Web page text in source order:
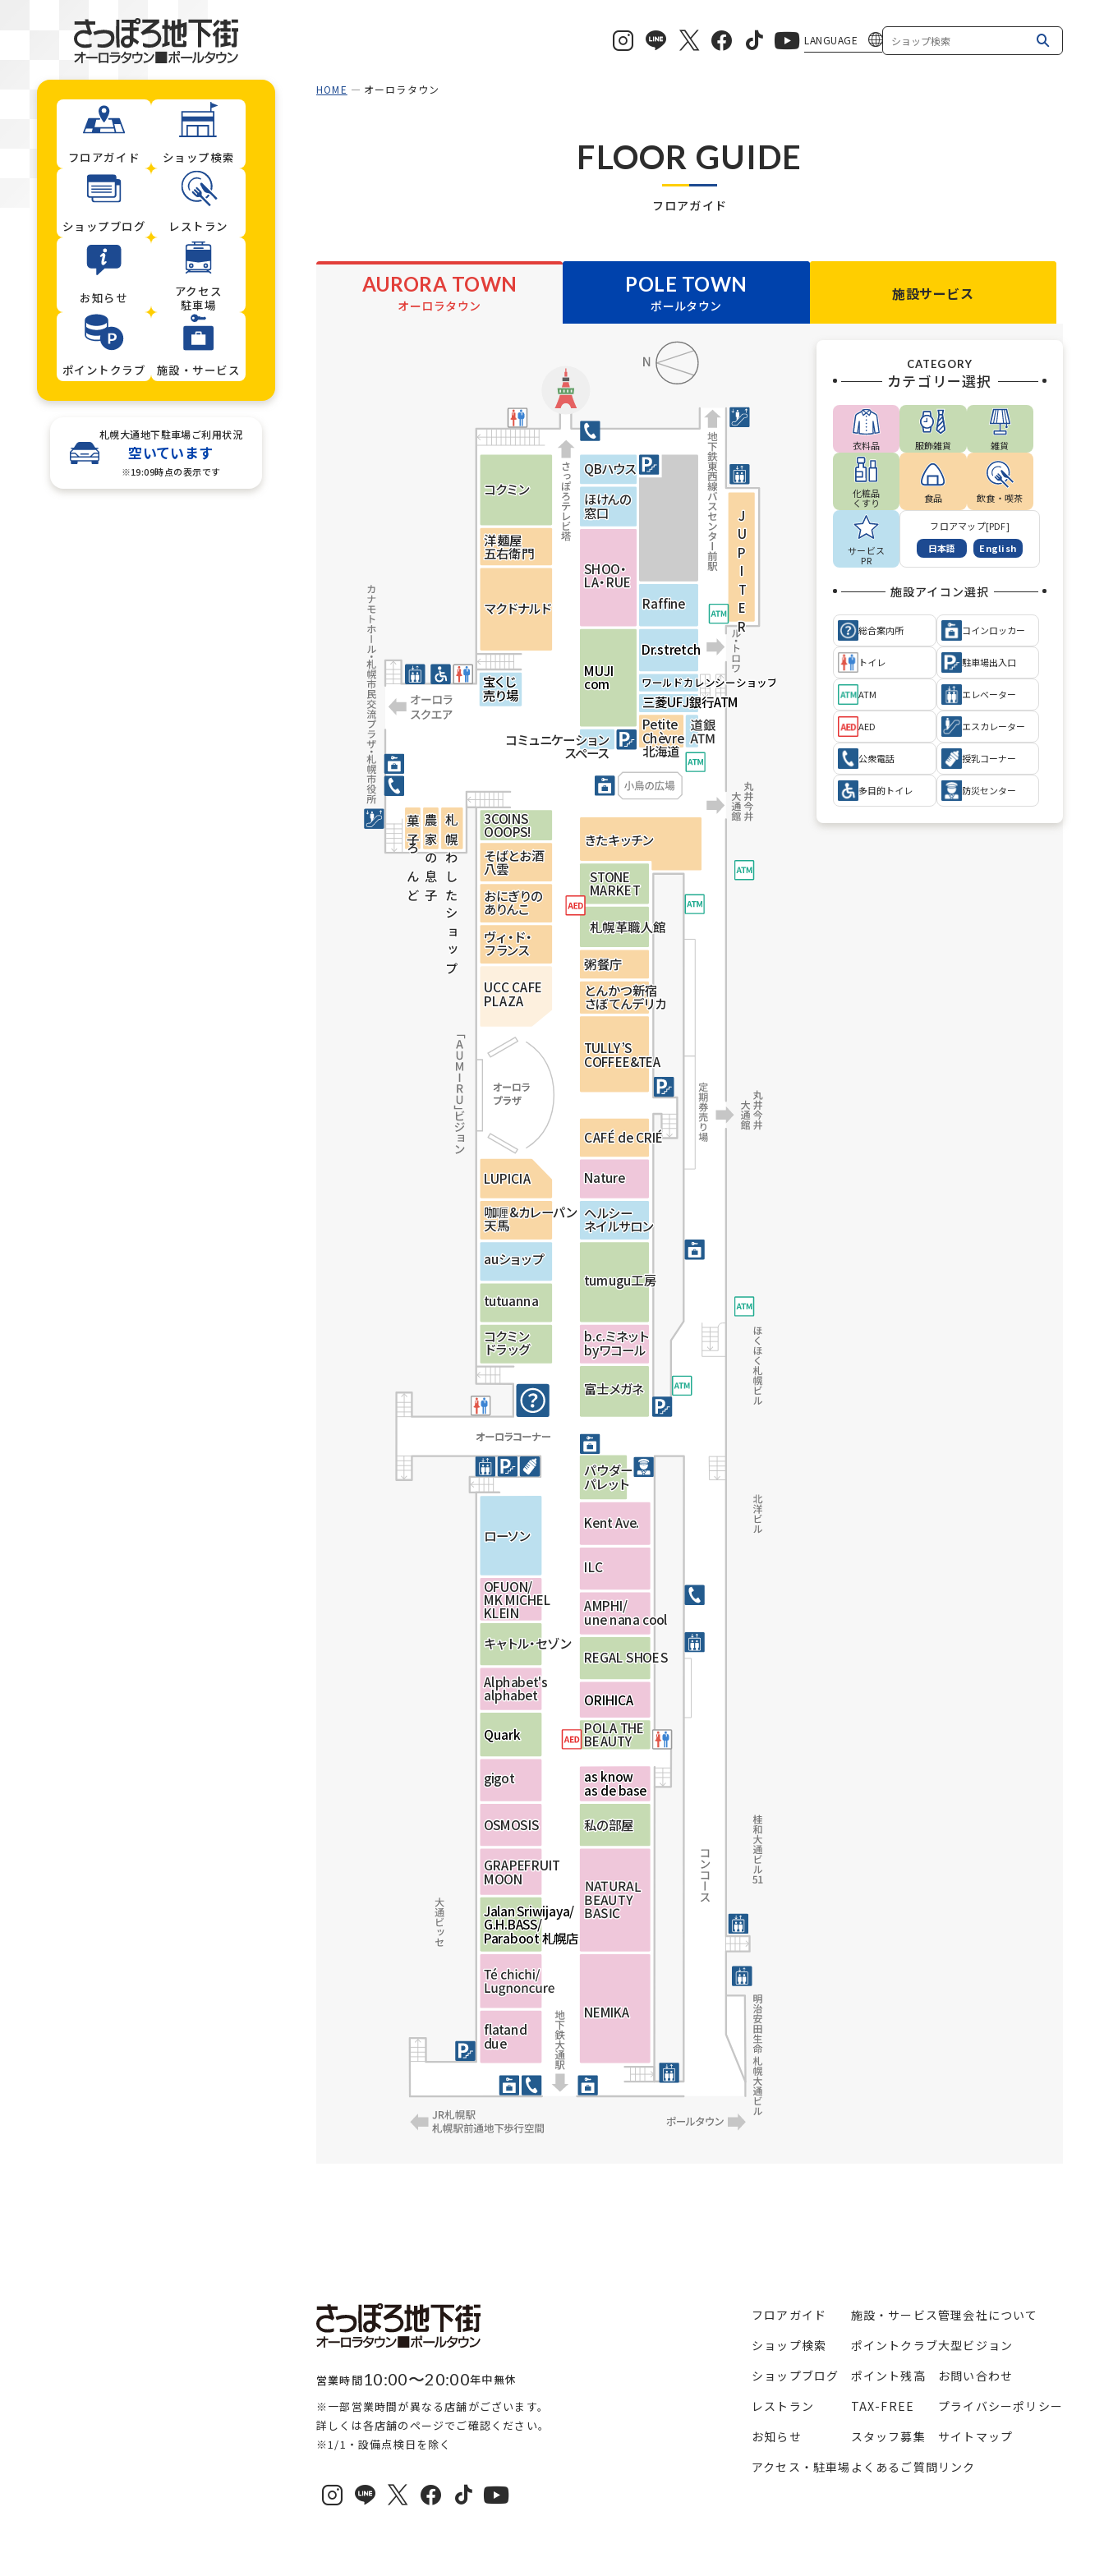
フロアガイド ショップ検索
ショップブログ レストラン
お知らせ
アクセス
駐車場
ポイントクラブ 施設・サービス
札幌大通地下駐車場ご利用状況
空いています
※19:09時点の表示です
LANGUAGE
HOME オーロラタウン
FLOOR GUIDE
フロアガイド
AURORA TOWN
オーロラタウン
POLE TOWN
ポールタウン
施設サービス
宝くじ
売り場
宝くじ
売り場
ワールドカレンシーショップ
ワールドカレンシーショップ
三菱UFJ銀行ATM
三菱UFJ銀行ATM
NEMIKA
NEMIKA
NATURAL
BEAUTY
BASIC
NATURAL
BEAUTY
BASIC
NATURAL
BEAUTY
BASIC
私の部屋
私の部屋
私の部屋
asknow
asdebase
asknow
asdebase
POLATHE
BEAUTY
POLATHE
BEAUTY
POLATHE
BEAUTY
ORIHICA
ORIHICA
REGALSHOES
REGALSHOES
REGALSHOES
AMPHI/
unenanacool
AMPHI/
unenanacool
AMPHI/
unenanacool
ILC
ILC
ILC
KentAve.
KentAve.
KentAve.
パウダー
パレット
パウダー
パレット
パウダー
パレット
flatand
due
flatand
due
flatand
due
Jalan Sriwijaya/
G.H.BASS/
Paraboot 札幌店
Jalan Sriwijaya/
G.H.BASS/
Paraboot 札幌店
GRAPEFRUIT
MOON
GRAPEFRUIT
MOON
GRAPEFRUIT
MOON
OSMOSIS
OSMOSIS
OSMOSIS
gigot
gigot
gigot
Quark
Quark
Alphabet's
alphabet
Alphabet's
alphabet
Alphabet's
alphabet
キャトル・セゾン
キャトル・セゾン
キャトル・セゾン
OFUON/
MKMICHEL
KLEIN
OFUON/
MKMICHEL
KLEIN
OFUON/
MKMICHEL
KLEIN
ローソン
ローソン
ローソン
富士メガネ
富士メガネ
富士メガネ
b.c.ミネット
byワコール
b.c.ミネット
byワコール
b.c.ミネット
byワコール
tumugu工房
tumugu工房
tumugu工房
ヘルシー
ネイルサロン
ヘルシー
ネイルサロン
ヘルシー
ネイルサロン
Nature
Nature
Nature
CAFÉdeCRIÉ
CAFÉdeCRIÉ
CAFÉdeCRIÉ
コクミン
ドラッグ
コクミン
ドラッグ
コクミン
ドラッグ
tutuanna
tutuanna
tutuanna
auショップ
auショップ
auショップ
咖喱&カレーパン
天馬
咖喱&カレーパン
天馬
咖喱&カレーパン
天馬
LUPICIA
LUPICIA
LUPICIA
TULLY’S
COFFEE&TEA
TULLY’S
COFFEE&TEA
TULLY’S
COFFEE&TEA
とんかつ新宿
さぼてんデリカ
とんかつ新宿
さぼてんデリカ
とんかつ新宿
さぼてんデリカ
粥餐庁
粥餐庁
粥餐庁
札幌革職人館
札幌革職人館
札幌革職人館
STONE
MARKET
STONE
MARKET
STONE
MARKET
きたキッチン
きたキッチン
きたキッチン
UCCCAFE
PLAZA
UCCCAFE
PLAZA
UCCCAFE
PLAZA
ヴィ・ド・
フランス
ヴィ・ド・
フランス
ヴィ・ド・
フランス
おにぎりの
ありんこ
おにぎりの
ありんこ
おにぎりの
ありんこ
そばとお酒
八雲
そばとお酒
八雲
そばとお酒
八雲
3COINS
OOOPS!
3COINS
OOOPS!
3COINS
OOOPS!
札幌わしたショップ
札幌わしたショップ
農家の息子
農家の息子
菓子ろんど
菓子ろんど
コミュニケーション
スペース
コミュニケーション
スペース
コミュニケーション
スペース
JUPITER
JUPITER
Petite
Chèvre
北海道
Petite
Chèvre
北海道
Petite
Chèvre
北海道
Raffine
Raffine
Raffine
Dr.stretch
Dr.stretch
MUJI
com
MUJI
com
SHOO・
LA・RUE
SHOO・
LA・RUE
SHOO・
LA・RUE
ほけんの
窓口
ほけんの
窓口
ほけんの
窓口
QBハウス
QBハウス
QBハウス
マクドナルド
マクドナルド
マクドナルド
洋麺屋
五右衛門
洋麺屋
五右衛門
洋麺屋
五右衛門
コクミン
コクミン
コクミン
CATEGORY
カテゴリー選択
衣料品 服飾雑貨 雑貨
化粧品
くすり 食品 飲食・喫茶
サービス
PR
フロアマップ[PDF]
日本語
English
施設アイコン選択
総合案内所 コインロッカー
トイレ 駐車場出入口
ATM エレベーター
AED エスカレーター
公衆電話 授乳コーナー
多目的トイレ 防災センター
営業時間10:00〜20:00年中無休
※一部営業時間が異なる店舗がございます。
詳しくは各店舗のページでご確認ください。
※1/1・設備点検日を除く
フロアガイド
ショップ検索
ショップブログ
レストラン
お知らせ
アクセス・駐車場
施設・サービス
ポイントクラブ
ポイント残高
TAX-FREE
スタッフ募集
よくあるご質問
管理会社について
大型ビジョン
お問い合わせ
プライバシーポリシー
サイトマップ
リンク